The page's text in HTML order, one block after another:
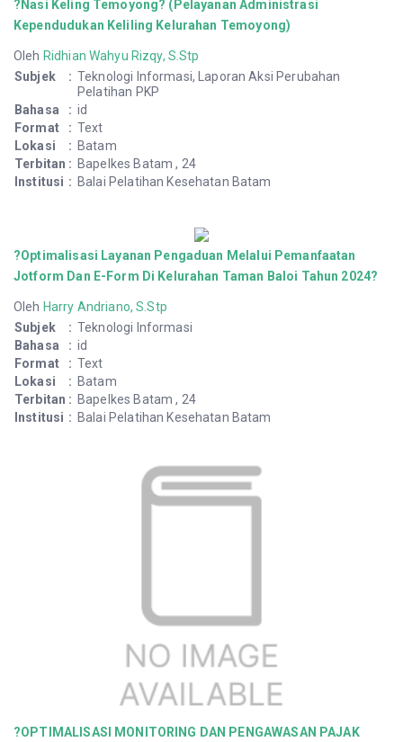
?Nasi Keling Temoyong? (Pelayanan Administrasi
Kependudukan Keliling Kelurahan Temoyong)
Oleh Ridhian Wahyu Rizqy, S.Stp
Subjek
: Teknologi Informasi, Laporan Aksi Perubahan
Pelatihan PKP
Bahasa
: id
Format
: Text
Lokasi
: Batam
Terbitan : Bapelkes Batam , 24
Institusi : Balai Pelatihan Kesehatan Batam
?Optimalisasi Layanan Pengaduan Melalui Pemanfaatan
Jotform Dan E-Form Di Kelurahan Taman Baloi Tahun 2024?
Oleh Harry Andriano, S.Stp
Subjek
: Teknologi Informasi
Bahasa
: id
Format
: Text
Lokasi
: Batam
Terbitan : Bapelkes Batam , 24
Institusi : Balai Pelatihan Kesehatan Batam
?OPTIMALISASI MONITORING DAN PENGAWASAN PAJAK